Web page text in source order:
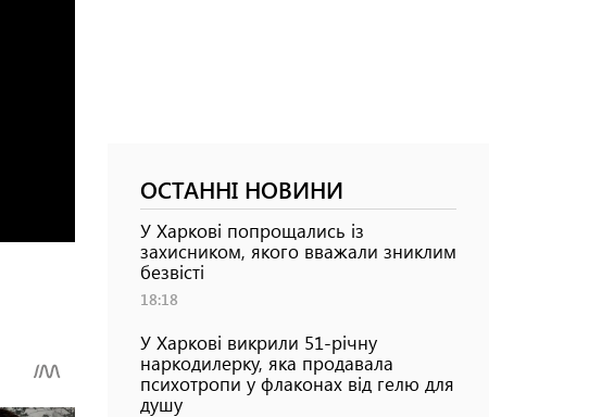
ОСТАННІ НОВИНИ
У Харкові попрощались із
захисником, якого вважали зниклим
безвісті
18:18
У Харкові викрили 51-річну
наркодилерку, яка продавала
психотропи у флаконах від гелю для
душу